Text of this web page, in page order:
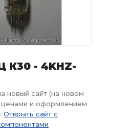
К30 - 4KHZ-
новый сайт (на новом
ценами и оформлением
Открыть сайт с